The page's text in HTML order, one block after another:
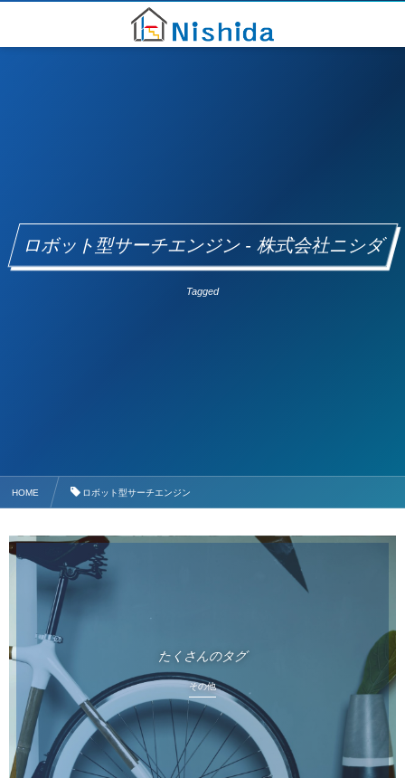
ロボット型サーチエンジン - 株式会社ニシダ
Tagged
HOME ロボット型サーチエンジン
たくさんのタグ
その他